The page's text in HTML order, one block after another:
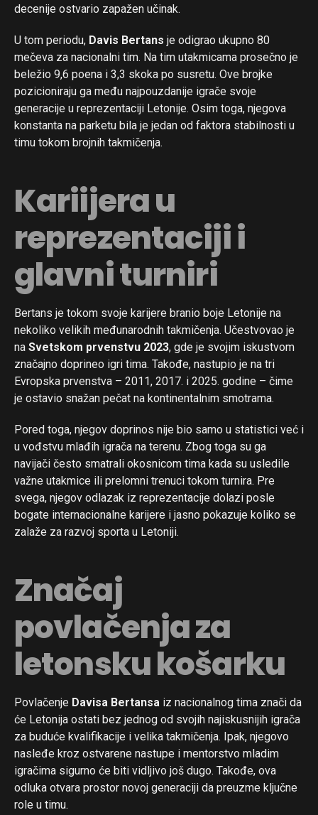
decenije ostvario zapažen učinak.
U tom periodu, Davis Bertans je odigrao ukupno 80
mečeva za nacionalni tim. Na tim utakmicama prosečno je
beležio 9,6 poena i 3,3 skoka po susretu. Ove brojke
pozicioniraju ga među najpouzdanije igrače svoje
generacije u reprezentaciji Letonije. Osim toga, njegova
konstanta na parketu bila je jedan od faktora stabilnosti u
timu tokom brojnih takmičenja.
Kariijera u
reprezentaciji i
glavni turniri
Bertans je tokom svoje karijere branio boje Letonije na
nekoliko velikih međunarodnih takmičenja. Učestvovao je
na Svetskom prvenstvu 2023, gde je svojim iskustvom
značajno doprineo igri tima. Takođe, nastupio je na tri
Evropska prvenstva – 2011, 2017. i 2025. godine – čime
je ostavio snažan pečat na kontinentalnim smotrama.
Pored toga, njegov doprinos nije bio samo u statistici već i
u vođstvu mlađih igrača na terenu. Zbog toga su ga
navijači često smatrali okosnicom tima kada su usledile
važne utakmice ili prelomni trenuci tokom turnira. Pre
svega, njegov odlazak iz reprezentacije dolazi posle
bogate internacionalne karijere i jasno pokazuje koliko se
zalaže za razvoj sporta u Letoniji.
Značaj
povlačenja za
letonsku košarku
Povlačenje Davisa Bertansa iz nacionalnog tima znači da
će Letonija ostati bez jednog od svojih najiskusnijih igrača
za buduće kvalifikacije i velika takmičenja. Ipak, njegovo
nasleđe kroz ostvarene nastupe i mentorstvo mladim
igračima sigurno će biti vidljivo još dugo. Takođe, ova
odluka otvara prostor novoj generaciji da preuzme ključne
role u timu.